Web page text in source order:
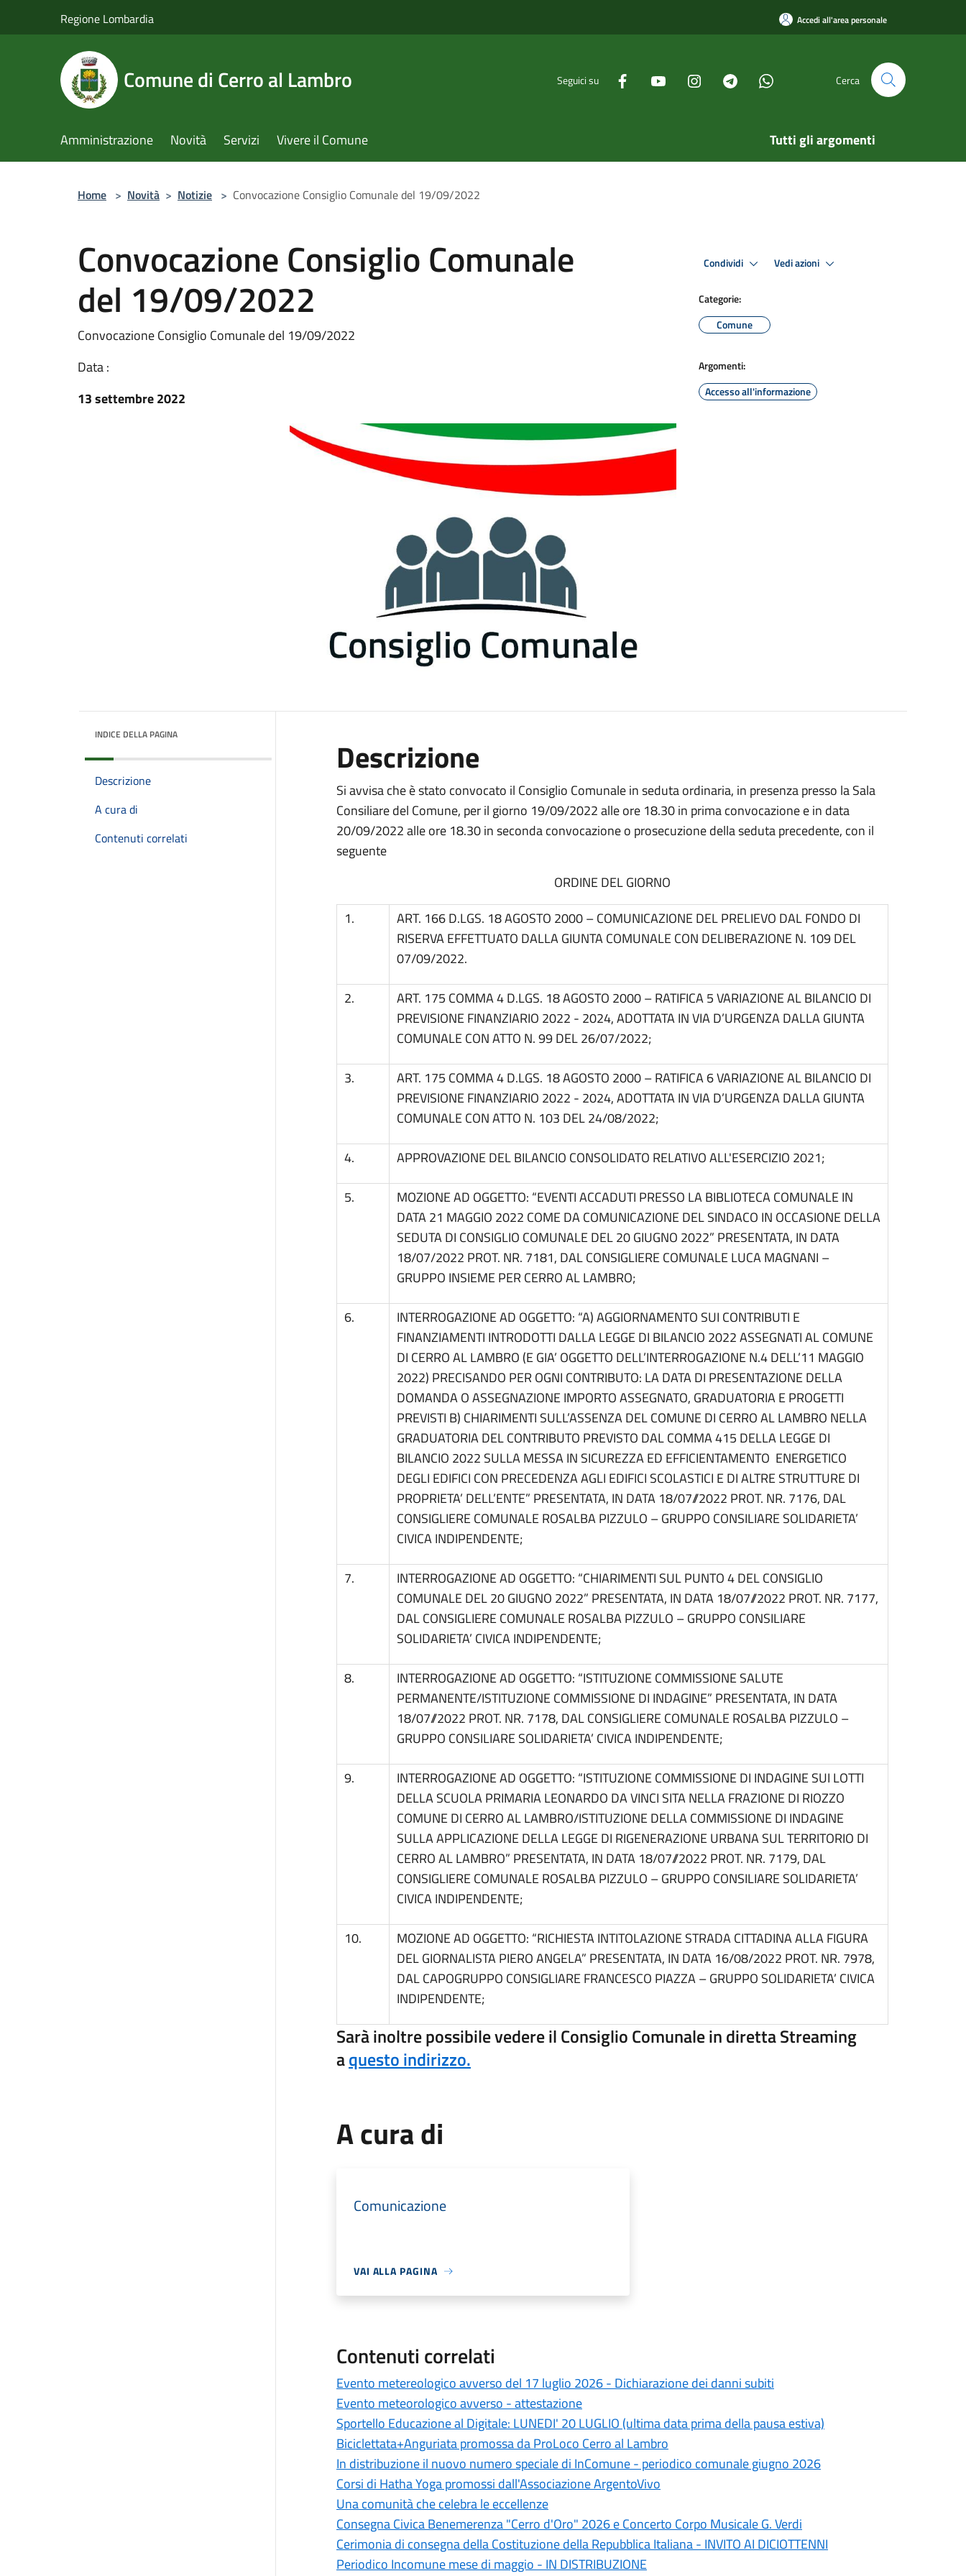
Regione Lombardia Accedi all'area personale
Comune di Cerro al Lambro Seguici su Cerca
Amministrazione Novità Servizi Vivere il Comune Tutti gli argomenti
Home > Novità > Notizie > Convocazione Consiglio Comunale del 19/09/2022
Convocazione Consiglio Comunale
del 19/09/2022
Convocazione Consiglio Comunale del 19/09/2022
Data :
13 settembre 2022
Condividi Vedi azioni
Categorie:
Comune
Argomenti:
Accesso all'informazione
INDICE DELLA PAGINA
Descrizione
A cura di
Contenuti correlati
Descrizione
Si avvisa che è stato convocato il Consiglio Comunale in seduta ordinaria, in presenza presso la Sala
Consiliare del Comune, per il giorno 19/09/2022 alle ore 18.30 in prima convocazione e in data
20/09/2022 alle ore 18.30 in seconda convocazione o prosecuzione della seduta precedente, con il
seguente
ORDINE DEL GIORNO
1.
ART. 166 D.LGS. 18 AGOSTO 2000 – COMUNICAZIONE DEL PRELIEVO DAL FONDO DI
RISERVA EFFETTUATO DALLA GIUNTA COMUNALE CON DELIBERAZIONE N. 109 DEL
07/09/2022.
2.
ART. 175 COMMA 4 D.LGS. 18 AGOSTO 2000 – RATIFICA 5 VARIAZIONE AL BILANCIO DI
PREVISIONE FINANZIARIO 2022 - 2024, ADOTTATA IN VIA D’URGENZA DALLA GIUNTA
COMUNALE CON ATTO N. 99 DEL 26/07/2022;
3.
ART. 175 COMMA 4 D.LGS. 18 AGOSTO 2000 – RATIFICA 6 VARIAZIONE AL BILANCIO DI
PREVISIONE FINANZIARIO 2022 - 2024, ADOTTATA IN VIA D’URGENZA DALLA GIUNTA
COMUNALE CON ATTO N. 103 DEL 24/08/2022;
4. APPROVAZIONE DEL BILANCIO CONSOLIDATO RELATIVO ALL'ESERCIZIO 2021;
5.
MOZIONE AD OGGETTO: “EVENTI ACCADUTI PRESSO LA BIBLIOTECA COMUNALE IN
DATA 21 MAGGIO 2022 COME DA COMUNICAZIONE DEL SINDACO IN OCCASIONE DELLA
SEDUTA DI CONSIGLIO COMUNALE DEL 20 GIUGNO 2022” PRESENTATA, IN DATA
18/07/2022 PROT. NR. 7181, DAL CONSIGLIERE COMUNALE LUCA MAGNANI –
GRUPPO INSIEME PER CERRO AL LAMBRO;
6.
INTERROGAZIONE AD OGGETTO: “A) AGGIORNAMENTO SUI CONTRIBUTI E
FINANZIAMENTI INTRODOTTI DALLA LEGGE DI BILANCIO 2022 ASSEGNATI AL COMUNE
DI CERRO AL LAMBRO (E GIA’ OGGETTO DELL’INTERROGAZIONE N.4 DELL’11 MAGGIO
2022) PRECISANDO PER OGNI CONTRIBUTO: LA DATA DI PRESENTAZIONE DELLA
DOMANDA O ASSEGNAZIONE IMPORTO ASSEGNATO, GRADUATORIA E PROGETTI
PREVISTI B) CHIARIMENTI SULL’ASSENZA DEL COMUNE DI CERRO AL LAMBRO NELLA
GRADUATORIA DEL CONTRIBUTO PREVISTO DAL COMMA 415 DELLA LEGGE DI
BILANCIO 2022 SULLA MESSA IN SICUREZZA ED EFFICIENTAMENTO ENERGETICO
DEGLI EDIFICI CON PRECEDENZA AGLI EDIFICI SCOLASTICI E DI ALTRE STRUTTURE DI
PROPRIETA’ DELL’ENTE” PRESENTATA, IN DATA 18/07//2022 PROT. NR. 7176, DAL
CONSIGLIERE COMUNALE ROSALBA PIZZULO – GRUPPO CONSILIARE SOLIDARIETA’
CIVICA INDIPENDENTE;
7.
INTERROGAZIONE AD OGGETTO: “CHIARIMENTI SUL PUNTO 4 DEL CONSIGLIO
COMUNALE DEL 20 GIUGNO 2022” PRESENTATA, IN DATA 18/07//2022 PROT. NR. 7177,
DAL CONSIGLIERE COMUNALE ROSALBA PIZZULO – GRUPPO CONSILIARE
SOLIDARIETA’ CIVICA INDIPENDENTE;
8.
INTERROGAZIONE AD OGGETTO: “ISTITUZIONE COMMISSIONE SALUTE
PERMANENTE/ISTITUZIONE COMMISSIONE DI INDAGINE” PRESENTATA, IN DATA
18/07//2022 PROT. NR. 7178, DAL CONSIGLIERE COMUNALE ROSALBA PIZZULO –
GRUPPO CONSILIARE SOLIDARIETA’ CIVICA INDIPENDENTE;
9.
INTERROGAZIONE AD OGGETTO: “ISTITUZIONE COMMISSIONE DI INDAGINE SUI LOTTI
DELLA SCUOLA PRIMARIA LEONARDO DA VINCI SITA NELLA FRAZIONE DI RIOZZO
COMUNE DI CERRO AL LAMBRO/ISTITUZIONE DELLA COMMISSIONE DI INDAGINE
SULLA APPLICAZIONE DELLA LEGGE DI RIGENERAZIONE URBANA SUL TERRITORIO DI
CERRO AL LAMBRO” PRESENTATA, IN DATA 18/07//2022 PROT. NR. 7179, DAL
CONSIGLIERE COMUNALE ROSALBA PIZZULO – GRUPPO CONSILIARE SOLIDARIETA’
CIVICA INDIPENDENTE;
10.
MOZIONE AD OGGETTO: “RICHIESTA INTITOLAZIONE STRADA CITTADINA ALLA FIGURA
DEL GIORNALISTA PIERO ANGELA” PRESENTATA, IN DATA 16/08/2022 PROT. NR. 7978,
DAL CAPOGRUPPO CONSIGLIARE FRANCESCO PIAZZA – GRUPPO SOLIDARIETA’ CIVICA
INDIPENDENTE;
Sarà inoltre possibile vedere il Consiglio Comunale in diretta Streaming
aquesto indirizzo.
A cura di
Comunicazione
VAI ALLA PAGINA
Contenuti correlati
Evento metereologico avverso del 17 luglio 2026 - Dichiarazione dei danni subiti
Evento meteorologico avverso - attestazione
Sportello Educazione al Digitale: LUNEDI' 20 LUGLIO (ultima data prima della pausa estiva)
Biciclettata+Anguriata promossa da ProLoco Cerro al Lambro
In distribuzione il nuovo numero speciale di InComune - periodico comunale giugno 2026
Corsi di Hatha Yoga promossi dall'Associazione ArgentoVivo
Una comunità che celebra le eccellenze
Consegna Civica Benemerenza "Cerro d'Oro" 2026 e Concerto Corpo Musicale G. Verdi
Cerimonia di consegna della Costituzione della Repubblica Italiana - INVITO AI DICIOTTENNI
Periodico Incomune mese di maggio - IN DISTRIBUZIONE